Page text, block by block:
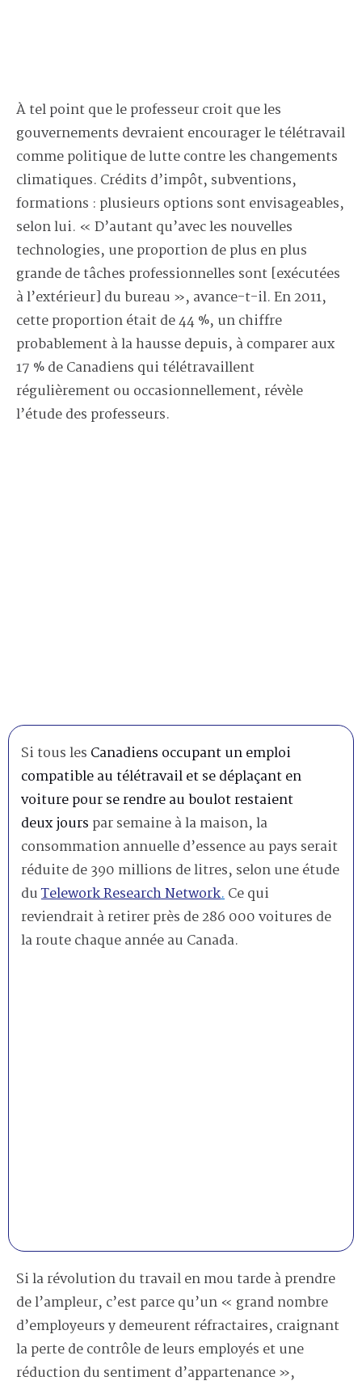
À tel point que le professeur croit que les
gouvernements devraient encourager le télétravail
comme politique de lutte contre les changements
climatiques. Crédits d’impôt, subventions,
formations : plusieurs options sont envisageables,
selon lui. « D’autant qu’avec les nouvelles
technologies, une proportion de plus en plus
grande de tâches professionnelles sont [exécutées
à l’extérieur] du bureau », avance-t-il. En 2011,
cette proportion était de 44 %, un chiffre
probablement à la hausse depuis, à comparer aux
17 % de Canadiens qui télétravaillent
régulièrement ou occasionnellement, révèle
l’étude des professeurs.
Si tous les Canadiens occupant un emploi
compatible au télétravail et se déplaçant en
voiture pour se rendre au boulot restaient
deux jours par semaine à la maison, la
consommation annuelle d’essence au pays serait
réduite de 390 millions de litres, selon une étude
duTelework Research Network.Ce qui
reviendrait à retirer près de 286 000 voitures de
la route chaque année au Canada.
Si la révolution du travail en mou tarde à prendre
de l’ampleur, c’est parce qu’un « grand nombre
d’employeurs y demeurent réfractaires, craignant
la perte de contrôle de leurs employés et une
réduction du sentiment d’appartenance »,